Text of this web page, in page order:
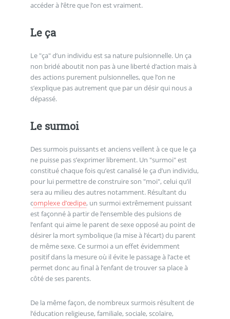
accéder à l’être que l’on est vraiment.
Le ça
Le "ça" d’un individu est sa nature pulsionnelle. Un ça
non bridé aboutit non pas à une liberté d’action mais à
des actions purement pulsionnelles, que l’on ne
s’explique pas autrement que par un désir qui nous a
dépassé.
Le surmoi
Des surmois puissants et anciens veillent à ce que le ça
ne puisse pas s’exprimer librement. Un "surmoi" est
constitué chaque fois qu’est canalisé le ça d’un individu,
pour lui permettre de construire son "moi", celui qu’il
sera au milieu des autres notamment. Résultant du
complexe d’œdipe, un surmoi extrêmement puissant
est façonné à partir de l’ensemble des pulsions de
l’enfant qui aime le parent de sexe opposé au point de
désirer la mort symbolique (la mise à l’écart) du parent
de même sexe. Ce surmoi a un effet évidemment
positif dans la mesure où il évite le passage à l’acte et
permet donc au final à l’enfant de trouver sa place à
côté de ses parents.
De la même façon, de nombreux surmois résultent de
l’éducation religieuse, familiale, sociale, scolaire,